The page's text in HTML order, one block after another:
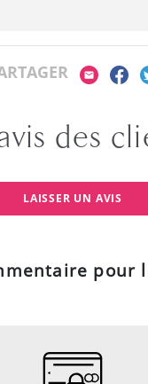
des
LAISSER UN AVIS
pour